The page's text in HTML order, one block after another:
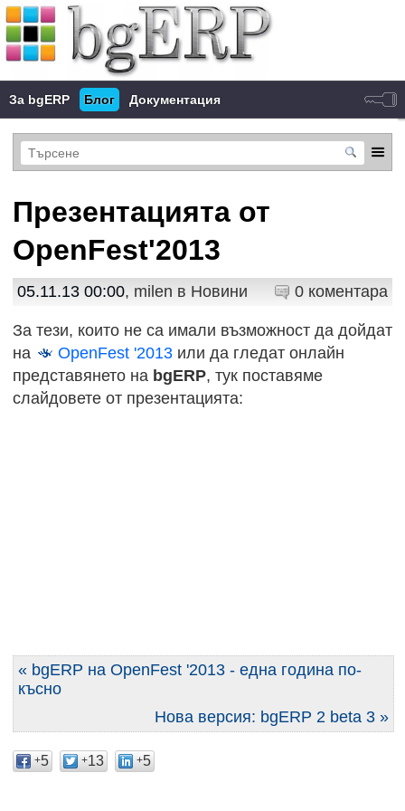
За bgERP Блог Документация
Презентацията от
OpenFest'2013
0 коментара
05.11.13 00:00, milen в Новини
За тези, които не са имали възможност да дойдат
на
OpenFest '2013или да гледат онлайн
представянето на bgERP, тук поставяме
слайдовете от презентацията:
« bgERP на OpenFest '2013 - една година по-
късно
Нова версия: bgERP 2 beta 3 »
+5 +13 +5